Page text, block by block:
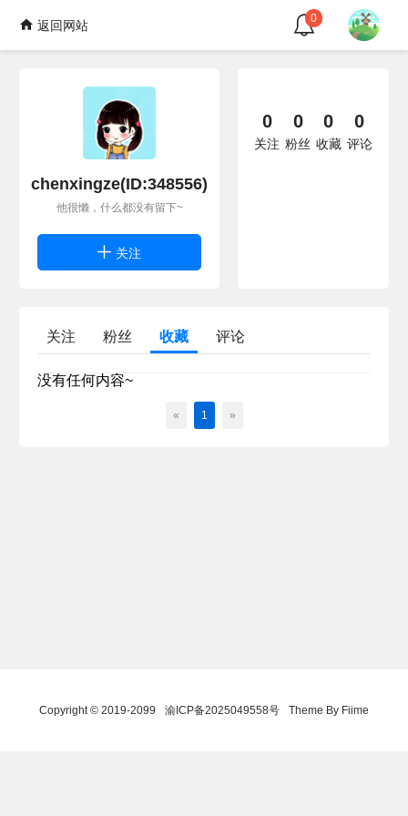
返回网站 0
chenxingze(ID:348556)
他很懒，什么都没有留下~
关注
0
关注
0
粉丝
0
收藏
0
评论
关注 粉丝 收藏 评论
没有任何内容~
« 1 »
Copyright © 2019-2099 渝ICP备2025049558号 Theme By Fiime